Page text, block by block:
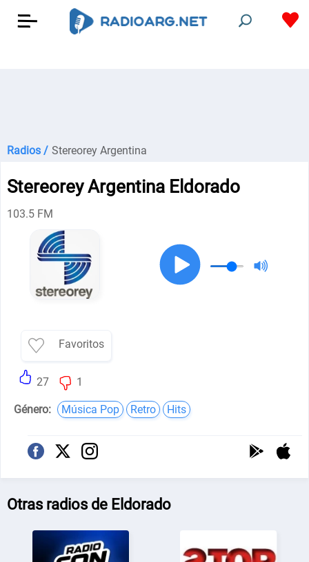
Radios / Stereorey Argentina
Stereorey Argentina Eldorado
103.5 FM
Favoritos
27 1
Género: Música Pop Retro Hits
Otras radios de Eldorado